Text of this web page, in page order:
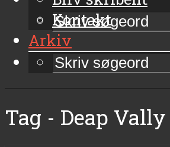
Kontakt
Arkiv
Tag - Deap Vally